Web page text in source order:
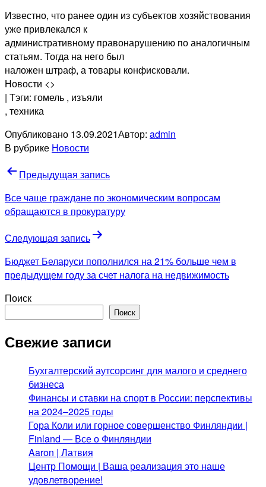
Известно, что ранее один из субъектов хозяйствования
уже привлекался к
административному правонарушению по аналогичным
статьям. Тогда на него был
наложен штраф, а товары конфисковали.
Новости <>
| Тэги: гомель , изъяли
, техника
Опубликовано 13.09.2021Автор: admin
В рубрике Новости
Навигация
по
записям
Предыдущая запись
Все чаще граждане по экономическим вопросам
обращаются в прокуратуру
Следующая запись
Бюджет Беларуси пополнился на 21% больше чем в
предыдущем году за счет налога на недвижимость
Поиск
Поиск
Свежие записи
Бухгалтерский аутсорсинг для малого и среднего
бизнеса
Финансы и ставки на спорт в России: перспективы
на 2024–2025 годы
Гора Коли или горное совершенство Финляндии |
Finland — Все о Финляндии
Aaron | Латвия
Центр Помощи | Ваша реализация это наше
удовлетворение!